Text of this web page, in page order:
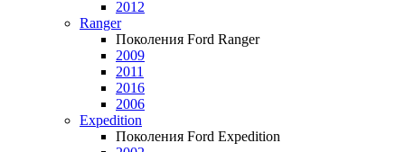
2012
Ranger
Поколения Ford Ranger
2009
2011
2016
2006
Expedition
Поколения Ford Expedition